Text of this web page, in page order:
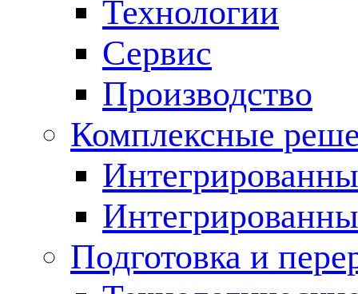
Технологии
Сервис
Производство
Комплексные
Подготовка и